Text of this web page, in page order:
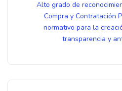
Alto grado de
Compra y Contratación
normativo para la
transparencia y